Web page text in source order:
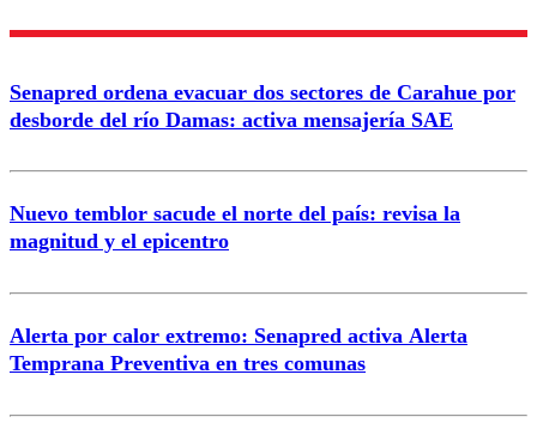
Correo
Senapred ordena evacuar dos sectores de Carahue por
desborde del río Damas: activa mensajería SAE
Nuevo temblor sacude el norte del país: revisa la
magnitud y el epicentro
Alerta por calor extremo: Senapred activa Alerta
Temprana Preventiva en tres comunas